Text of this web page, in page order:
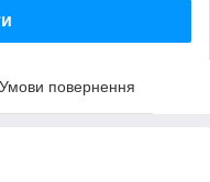
Умови повернення